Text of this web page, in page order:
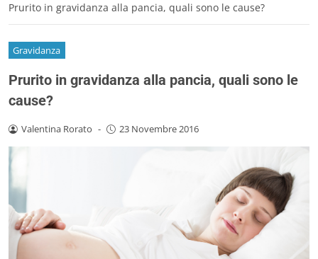
Prurito in gravidanza alla pancia, quali sono le cause?
Gravidanza
Prurito in gravidanza alla pancia, quali sono le
cause?
Valentina Rorato - 23 Novembre 2016